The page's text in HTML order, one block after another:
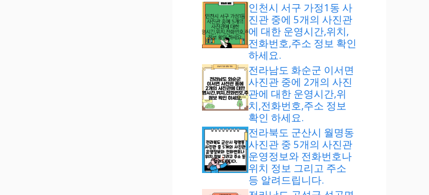
인천시 서구 가정1동 사
진관 중에 5개의 사진관
에 대한 운영시간,위치,
전화번호,주소 정보 확인
하세요.
전라남도 화순군 이서면
사진관 중에 2개의 사진
관에 대한 운영시간,위
치,전화번호,주소 정보
확인 하세요.
전라북도 군산시 월명동
사진관 중 5개의 사진관
운영정보와 전화번호나
위치 정보 그리고 주소
등 알려드립니다.